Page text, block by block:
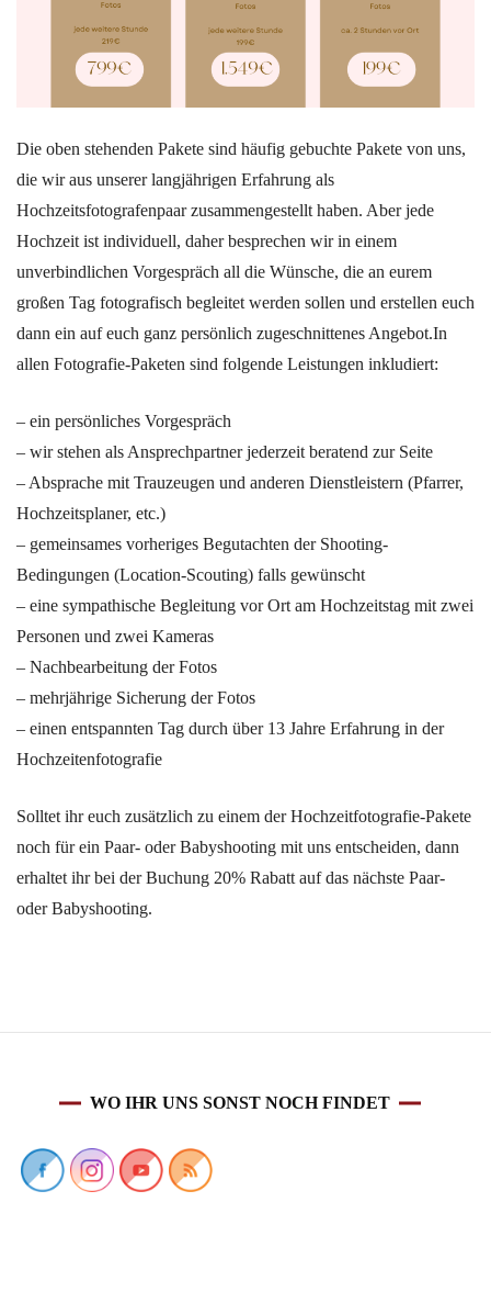
Die oben stehenden Pakete sind häufig gebuchte Pakete von uns,
die wir aus unserer langjährigen Erfahrung als
Hochzeitsfotografenpaar zusammengestellt haben. Aber jede
Hochzeit ist individuell, daher besprechen wir in einem
unverbindlichen Vorgespräch all die Wünsche, die an eurem
großen Tag fotografisch begleitet werden sollen und erstellen euch
dann ein auf euch ganz persönlich zugeschnittenes Angebot.In
allen Fotografie-Paketen sind folgende Leistungen inkludiert:
– ein persönliches Vorgespräch
– wir stehen als Ansprechpartner jederzeit beratend zur Seite
– Absprache mit Trauzeugen und anderen Dienstleistern (Pfarrer,
Hochzeitsplaner, etc.)
– gemeinsames vorheriges Begutachten der Shooting-
Bedingungen (Location-Scouting) falls gewünscht
– eine sympathische Begleitung vor Ort am Hochzeitstag mit zwei
Personen und zwei Kameras
– Nachbearbeitung der Fotos
– mehrjährige Sicherung der Fotos
– einen entspannten Tag durch über 13 Jahre Erfahrung in der
Hochzeitenfotografie
Solltet ihr euch zusätzlich zu einem der Hochzeitfotografie-Pakete
noch für ein Paar- oder Babyshooting mit uns entscheiden, dann
erhaltet ihr bei der Buchung 20% Rabatt auf das nächste Paar-
oder Babyshooting.
WO IHR UNS SONST NOCH FINDET